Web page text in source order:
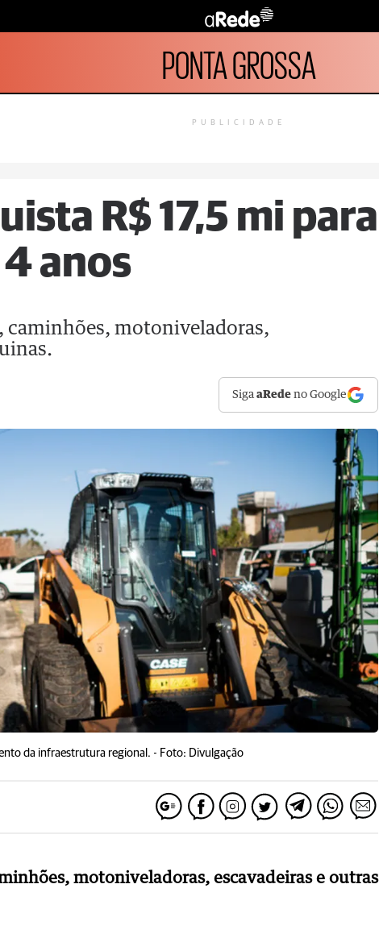
PONTA GROSSA
PUBLICIDADE
R$ 17,5 mi para
anos
caminhões, motoniveladoras,
SigaaRede no Google
da infraestrutura regional. - Foto: Divulgação
motoniveladoras, escavadeiras e outras